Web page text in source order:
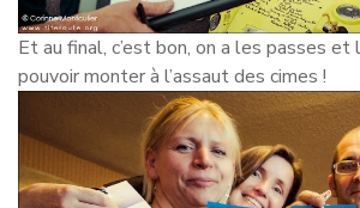
Et au final, c’est bon, on a les passes et
pouvoir monter à l’assaut des cimes !